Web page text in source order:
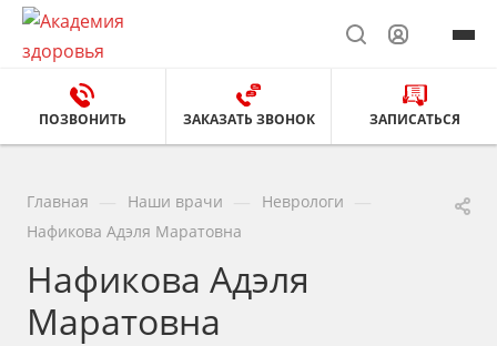
ПОЗВОНИТЬ ЗАКАЗАТЬ ЗВОНОК ЗАПИСАТЬСЯ
Главная Наши врачи Неврологи
Нафикова Адэля Маратовна
Нафикова Адэля
Маратовна